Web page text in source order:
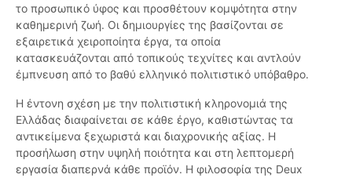
το προσωπικό ύφος και προσθέτουν κομψότητα στην
καθημερινή ζωή. Οι δημιουργίες της βασίζονται σε
εξαιρετικά χειροποίητα έργα, τα οποία
κατασκευάζονται από τοπικούς τεχνίτες και αντλούν
έμπνευση από το βαθύ ελληνικό πολιτιστικό υπόβαθρο.
Η έντονη σχέση με την πολιτιστική κληρονομιά της
Ελλάδας διαφαίνεται σε κάθε έργο, καθιστώντας τα
αντικείμενα ξεχωριστά και διαχρονικής αξίας. Η
προσήλωση στην υψηλή ποιότητα και στη λεπτομερή
εργασία διαπερνά κάθε προϊόν. Η φιλοσοφία της Deux